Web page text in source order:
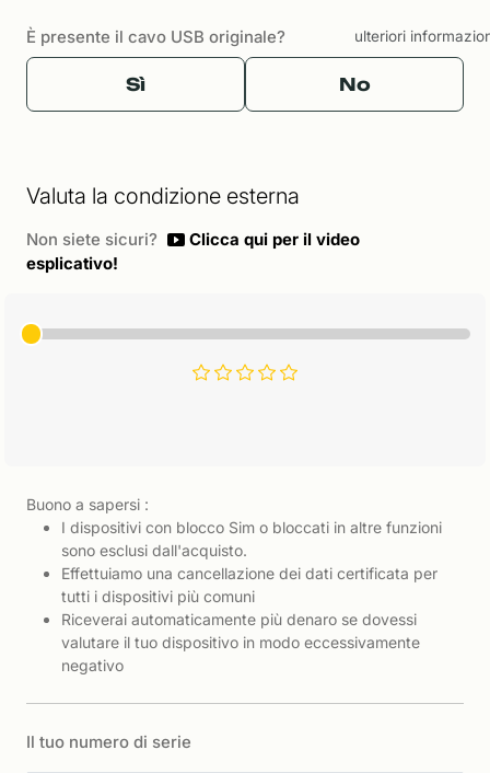
È presente il cavo USB originale? ulteriori
Sì No
Valuta la condizione esterna
Non siete sicuri?
Clicca qui per il video
esplicativo!
Buono a sapersi :
I dispositivi con blocco Sim o bloccati in altre funzioni
sono esclusi dall'acquisto.
Effettuiamo una cancellazione dei dati certificata per
tutti i dispositivi più comuni
Riceverai automaticamente più denaro se dovessi
valutare il tuo dispositivo in modo eccessivamente
negativo
Il tuo numero di serie